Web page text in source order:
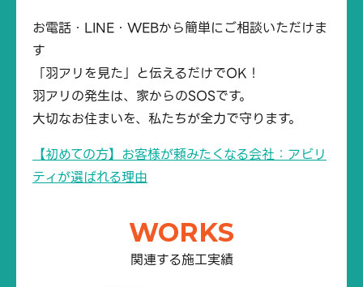
お電話・LINE・WEBから簡単にご相談いただけま
す
「羽アリを見た」と伝えるだけでOK！
羽アリの発生は、家からのSOSです。
大切なお住まいを、私たちが全力で守ります。
【初めての方】お客様が頼みたくなる会社：アビリ
ティが選ばれる理由
WORKS
関連する施工実績